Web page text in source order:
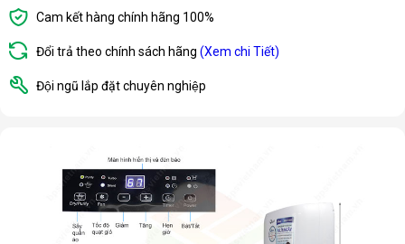
Cam kết hàng chính hãng 100%
Đổi trả theo chính sách hãng (Xem chi Tiết)
Đội ngũ lắp đặt chuyên nghiệp